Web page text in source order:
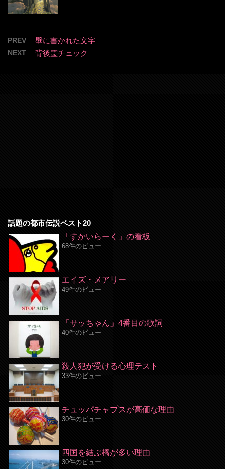
PREV 壁に書かれた文字
NEXT 背後霊チェック
話題の都市伝説ベスト20
「すかいらーく」の看板
68件のビュー
エイズ・メアリー
49件のビュー
「サッちゃん」4番目の歌詞
40件のビュー
殺人犯が受ける心理テスト
33件のビュー
チュッパチャプスが高価な理由
30件のビュー
四国を結ぶ橋が多い理由
30件のビュー